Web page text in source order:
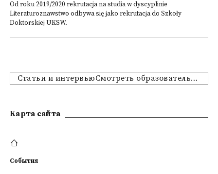
Od roku 2019/2020 rekrutacja na studia w dyscyplinie
Literaturoznawstwo odbywa się jako rekrutacja do Szkoły
Doktorskiej UKSW.
Статьи и интервьюСмотреть образовательные предложения
Kарта сайта
События